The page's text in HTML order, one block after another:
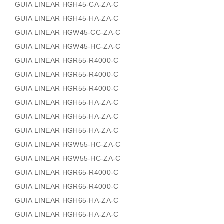
GUIA LINEAR HGH45-CA-ZA-C
GUIA LINEAR HGH45-HA-ZA-C
GUIA LINEAR HGW45-CC-ZA-C
GUIA LINEAR HGW45-HC-ZA-C
GUIA LINEAR HGR55-R4000-C
GUIA LINEAR HGR55-R4000-C
GUIA LINEAR HGR55-R4000-C
GUIA LINEAR HGH55-HA-ZA-C
GUIA LINEAR HGH55-HA-ZA-C
GUIA LINEAR HGH55-HA-ZA-C
GUIA LINEAR HGW55-HC-ZA-C
GUIA LINEAR HGW55-HC-ZA-C
GUIA LINEAR HGR65-R4000-C
GUIA LINEAR HGR65-R4000-C
GUIA LINEAR HGH65-HA-ZA-C
GUIA LINEAR HGH65-HA-ZA-C